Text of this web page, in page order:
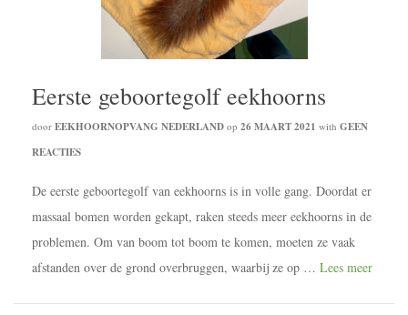
Eerste geboortegolf eekhoorns
door EEKHOORNOPVANG NEDERLAND op 26 MAART 2021 with GEEN
REACTIES
De eerste geboortegolf van eekhoorns is in volle gang. Doordat er
massaal bomen worden gekapt, raken steeds meer eekhoorns in de
problemen. Om van boom tot boom te komen, moeten ze vaak
afstanden over de grond overbruggen, waarbij ze op … Lees meer